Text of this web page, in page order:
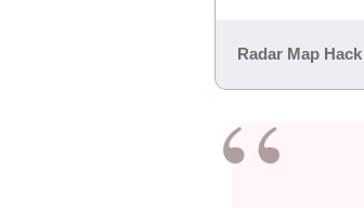
Radar Map Hack